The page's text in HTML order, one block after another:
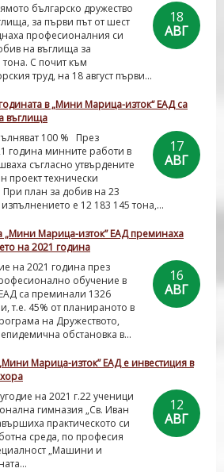
18
АВГ
българско дружество
за първи път от шест
професионалния си
на въглища за
С почит към
труд, на 18 август първи...
в „Мини Марица-изток“ ЕАД са
въглища
17
АВГ
100 % През
година минните работи в
съгласно утвърдените
технически
При план за добив на 23
е 12 183 145 тона,...
„Мини Марица-изток” ЕАД преминаха
на 2021 година
16
АВГ
на 2021 година през
обучение в
са преминали 1326
т.е. 45% от планираното в
на Дружеството,
обстановка в...
Марица-изток” ЕАД е инвестиция в
12
АВГ
на 2021 г.22 ученици
гимназия „Св. Иван
практическото си
среда, по професия
„Машини и